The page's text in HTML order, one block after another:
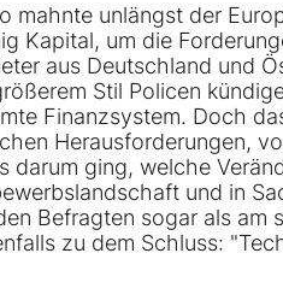
mahnte unlängst der
Kapital, um die
aus Deutschland und
Stil Policen
Finanzsystem. Doch
Herausforderungen,
darum ging, welche
und in
Befragten sogar als am
zu dem Schluss: